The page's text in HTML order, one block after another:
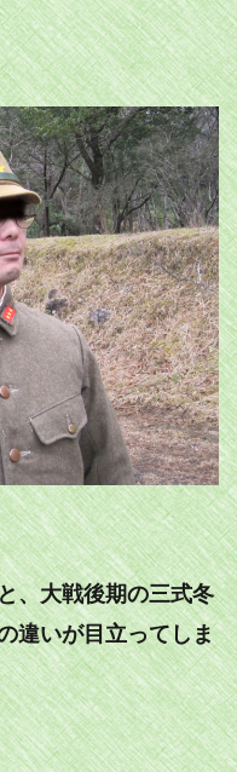
、大戦後期の三式冬
違いが目立ってしま